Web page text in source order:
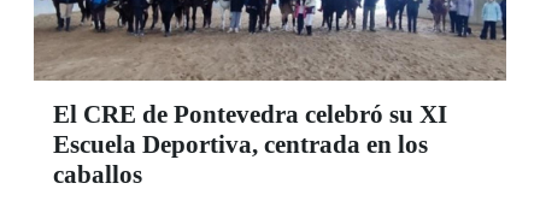
El CRE de Pontevedra celebró su XI
Escuela Deportiva, centrada en los
caballos